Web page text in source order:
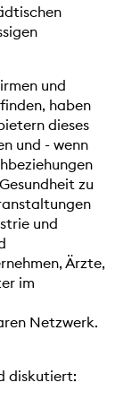
und
haben
dieses
und - wenn
zu
und
Ärzte,
im
Netzwerk.
diskutiert: